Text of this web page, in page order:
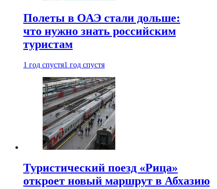
Полеты в ОАЭ стали дольше:
что нужно знать российским
туристам
1 год спустя1 год спустя
Туристический поезд «Рица»
откроет новый маршрут в Абхазию